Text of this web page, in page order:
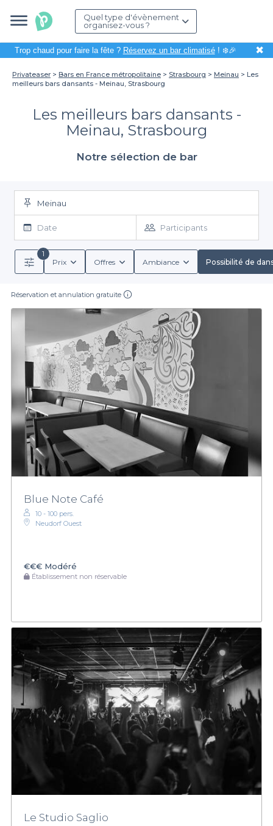
Quel type d'évènement
organisez-vous ?
Trop chaud pour faire la fête ? Réservez un bar climatisé! ❄️🎉 ✖
Privateaser Bars en France métropolitaine Strasbourg Meinau
Les
meilleurs bars dansants - Meinau, Strasbourg
Les meilleurs bars dansants -
Meinau, Strasbourg
Notre sélection de bar
Meinau
Date Participants
1
Prix
Offres Ambiance Possibilité de
Réservation et annulation gratuite
Blue Note Café
10 - 100 pers.
Neudorf Ouest
€€€ Modéré
Établissement non réservable
Le Studio Saglio